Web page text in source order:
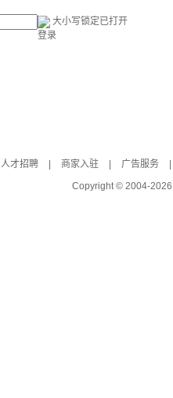
大小写锁定已打开
登录
人才招聘 商家入驻 广告服务
Copyright © 2004-2026